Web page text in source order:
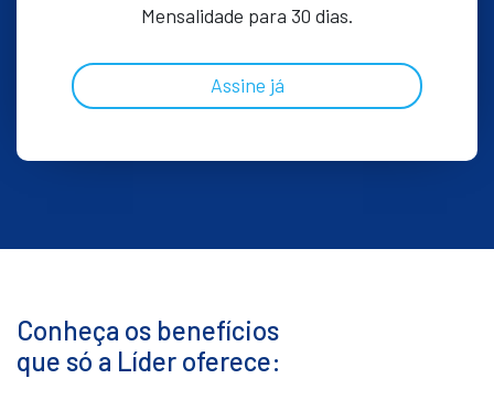
Mensalidade para 30 dias.
Assine já
Conheça os benefícios
que só a Líder oferece: